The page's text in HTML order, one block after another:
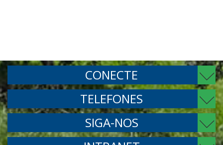
CONECTE
TELEFONES
SIGA-NOS